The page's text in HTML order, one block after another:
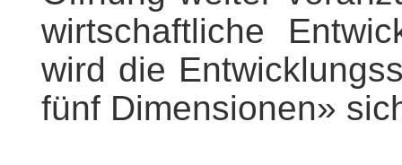
wirtschaftliche
wird die
fünf Dimensionen»